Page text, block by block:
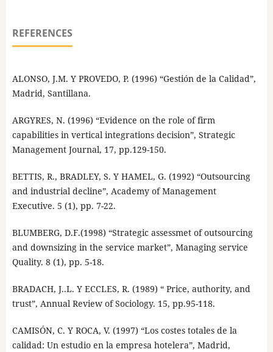
REFERENCES
ALONSO, J.M. Y PROVEDO, P. (1996) “Gestión de la Calidad”,
Madrid, Santillana.
ARGYRES, N. (1996) “Evidence on the role of firm
capabilities in vertical integrations decision”, Strategic
Management Journal, 17, pp.129-150.
BETTIS, R., BRADLEY, S. Y HAMEL, G. (1992) “Outsourcing
and industrial decline”, Academy of Management
Executive. 5 (1), pp. 7-22.
BLUMBERG, D.F.(1998) “Strategic assessmet of outsourcing
and downsizing in the service market”, Managing service
Quality. 8 (1), pp. 5-18.
BRADACH, J..L. Y ECCLES, R. (1989) “ Price, authority, and
trust”, Annual Review of Sociology. 15, pp.95-118.
CAMISÓN, C. Y ROCA, V. (1997) “Los costes totales de la
calidad: Un estudio en la empresa hotelera”, Madrid,